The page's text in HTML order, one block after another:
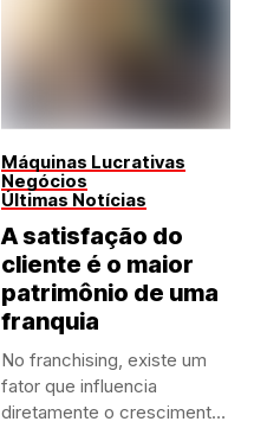
Máquinas Lucrativas
Negócios
Últimas Notícias
A satisfação do
cliente é o maior
patrimônio de uma
franquia
No franchising, existe um
fator que influencia
diretamente o crescimento